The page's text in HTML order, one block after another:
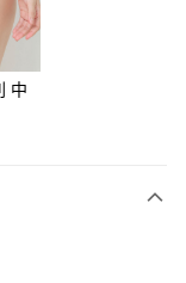
用無須另外申請。
日，確認付款後即完
方式。 讓您購物簡單
中